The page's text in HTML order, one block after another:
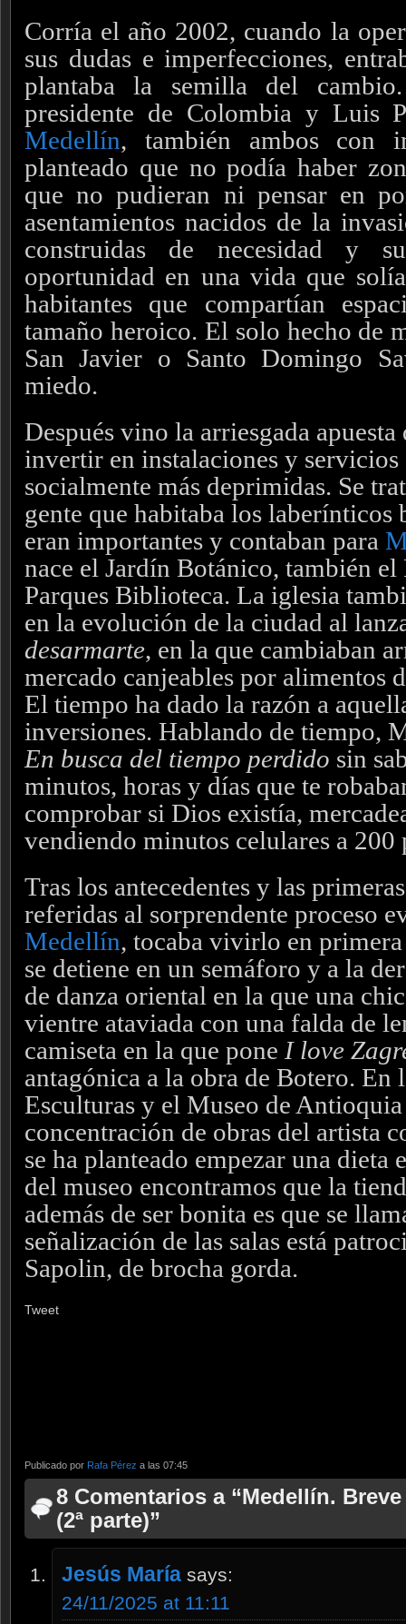
Corría el año 2002, cuando la
sus dudas e imperfecciones,
plantaba la semilla del
presidente de Colombia y Luis
Medellín, también ambos con
planteado que no podía haber
que no pudieran ni pensar en
asentamientos nacidos de la
construidas de necesidad y
oportunidad en una vida que
habitantes que compartían
tamaño heroico. El solo hecho de
San Javier o Santo Domingo
miedo.
Después vino la arriesgada
invertir en instalaciones y servicios
socialmente más deprimidas. Se
gente que habitaba los
eran importantes y contaban para
nace el Jardín Botánico, también
Parques Biblioteca. La iglesia
en la evolución de la ciudad al
desarmarte, en la que cambiaban
mercado canjeables por alimentos
El tiempo ha dado la razón a
inversiones. Hablando de tiempo,
En busca del tiempo perdido sin
minutos, horas y días que te
comprobar si Dios existía,
vendiendo minutos celulares a 200
Tras los antecedentes y las
referidas al sorprendente proceso
Medellín, tocaba vivirlo en
se detiene en un semáforo y a la
de danza oriental en la que una
vientre ataviada con una falda de
camiseta en la que pone I love
antagónica a la obra de Botero. En
Esculturas y el Museo de
concentración de obras del artista
se ha planteado empezar una dieta
del museo encontramos que la
además de ser bonita es que se
señalización de las salas está
Sapolin, de brocha gorda.
Tweet
Publicado por Rafa Pérez a las 07:45
8 Comentarios a “Medellín.
(2ª parte)”
Jesús María says:
24/11/2025 at 11:11